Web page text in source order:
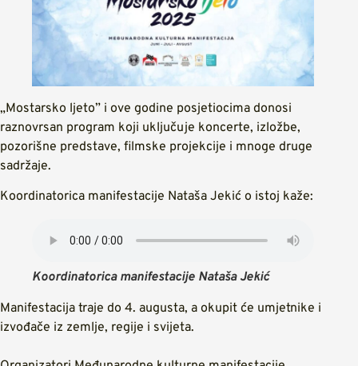
„Mostarsko ljeto” i ove godine posjetiocima donosi
raznovrsan program koji uključuje koncerte, izložbe,
pozorišne predstave, filmske projekcije i mnoge druge
sadržaje.
Koordinatorica manifestacije Nataša Jekić o istoj kaže:
Koordinatorica manifestacije Nataša Jekić
Manifestacija traje do 4. augusta, a okupit će umjetnike i
izvođače iz zemlje, regije i svijeta.